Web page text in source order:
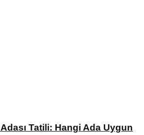
Tatili: Hangi Ada Uygun